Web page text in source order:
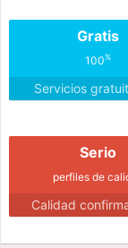
Gratis
100%
Servicios
Serio
perfiles de
Calidad